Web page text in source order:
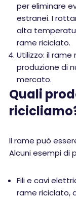
per eliminare
estranei. I
alta
rame riciclato.
Utilizzo: il
produzione di
mercato.
Quali
Il rame può
Alcuni esempi di
Fili e cavi
rame riciclato,